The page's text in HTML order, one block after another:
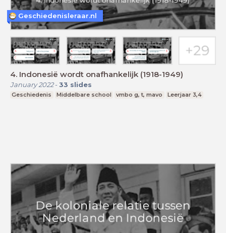
4. Indonesië wordt onafhankelijk (1918-1949)
January 2022- 33 slides
Geschiedenis Middelbare school vmbo g, t, mavo Leerjaar 3,4
Geschiedenisleraar.nl